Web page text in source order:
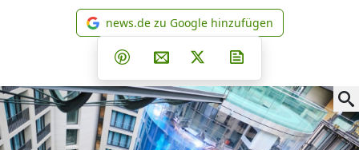
news.de zu Google
news.de zu Google hinzufügen
Teilen auf Facebook
Teilen auf Whatsapp
Teilen auf Telegram
Teilen auf Pinterest
Per E-Mail teilen
Post auf X